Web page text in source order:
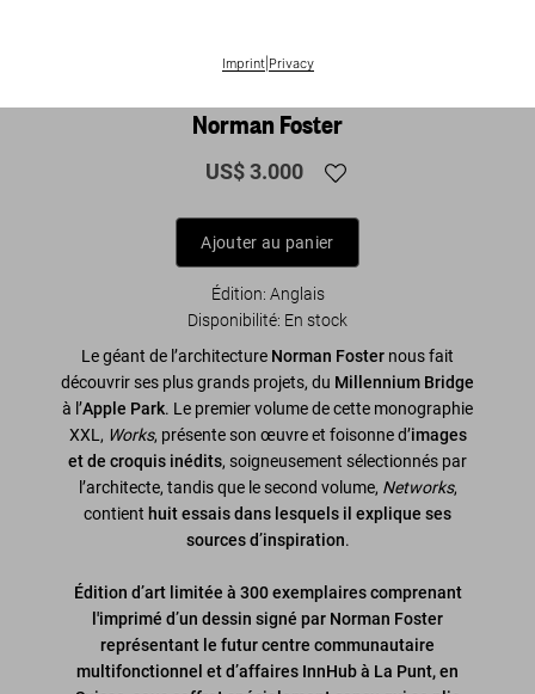
Imprint| Privacy
Norman Foster
US$ 3.000
Ajouter au panier
Édition: Anglais
Disponibilité: En stock
Le géant de l’architecture Norman Foster nous fait
découvrir ses plus grands projets, du Millennium Bridge
à l’Apple Park. Le premier volume de cette monographie
XXL, Works, présente son œuvre et foisonne d’images
et de croquis inédits, soigneusement sélectionnés par
l’architecte, tandis que le second volume, Networks,
contient huit essais dans lesquels il explique ses
sources d’inspiration.
Édition d’art limitée à 300 exemplaires comprenant
l'imprimé d’un dessin signé par Norman Foster
représentant le futur centre communautaire
multifonctionnel et d’affaires InnHub à La Punt, en